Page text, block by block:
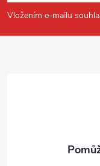
p
a
Vložením e-mailu